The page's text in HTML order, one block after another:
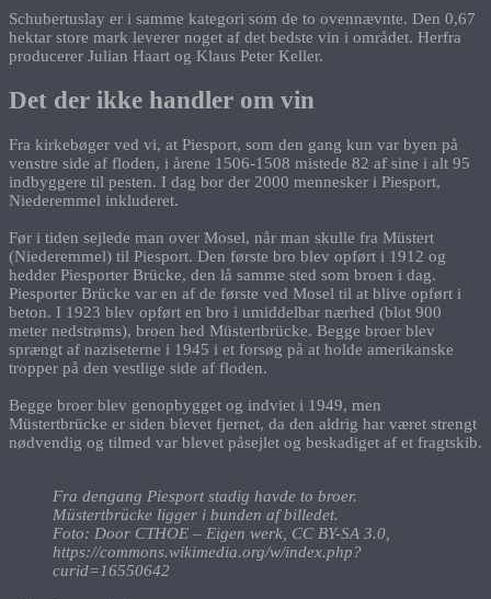
Schubertuslay er i samme kategori som de to ovennævnte. Den 0,67
hektar store mark leverer noget af det bedste vin i området. Herfra
producerer Julian Haart og Klaus Peter Keller.
Det der ikke handler om vin
Fra kirkebøger ved vi, at Piesport, som den gang kun var byen på
venstre side af floden, i årene 1506-1508 mistede 82 af sine i alt 95
indbyggere til pesten. I dag bor der 2000 mennesker i Piesport,
Niederemmel inkluderet.
Før i tiden sejlede man over Mosel, når man skulle fra Müstert
(Niederemmel) til Piesport. Den første bro blev opført i 1912 og
hedder Piesporter Brücke, den lå samme sted som broen i dag.
Piesporter Brücke var en af de første ved Mosel til at blive opført i
beton. I 1923 blev opført en bro i umiddelbar nærhed (blot 900
meter nedstrøms), broen hed Müstertbrücke. Begge broer blev
sprængt af naziseterne i 1945 i et forsøg på at holde amerikanske
tropper på den vestlige side af floden.
Begge broer blev genopbygget og indviet i 1949, men
Müstertbrücke er siden blevet fjernet, da den aldrig har været strengt
nødvendig og tilmed var blevet påsejlet og beskadiget af et fragtskib.
Fra dengang Piesport stadig havde to broer.
Müstertbrücke ligger i bunden af billedet.
Foto: Door CTHOE – Eigen werk, CC BY-SA 3.0,
https://commons.wikimedia.org/w/index.php?
curid=16550642